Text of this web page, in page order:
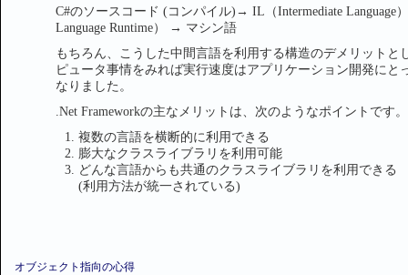
C#のソースコード (コンパイル)→ IL（Intermediate Language
Language Runtime） → マシン語
もちろん、こうした中間言語を利用する構造のデメリット
ピュータ事情をみれば実行速度はアプリケーション開発に
なりました。
.Net Frameworkの主なメリットは、次のようなポイントです。
複数の言語を横断的に利用できる
膨大なクラスライブラリを利用可能
どんな言語からも共通のクラスライブラリを利用できる
(利用方法が統一されている)
オブジェクト指向の心得